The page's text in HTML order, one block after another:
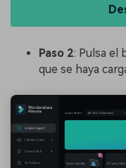
Paso 2: Pulsa el
que se haya